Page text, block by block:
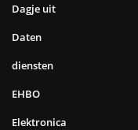
Dagje uit
Daten
diensten
EHBO
Elektronica